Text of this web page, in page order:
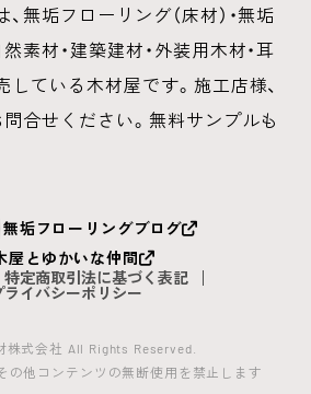
無垢フローリング（床材）・無垢
然素材・建築建材・外装用木材・耳
している木材屋です。 施工店様、
合せください。無料サンプルも
Instagram
無垢フローリングブログ
屋とゆかいな仲間
特定商取引法に基づく表記
ライバシーポリシー
株式会社 All Rights Reserved.
の他コンテンツの無断使用を禁止します